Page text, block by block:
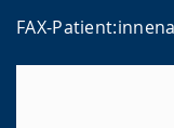
FAX-